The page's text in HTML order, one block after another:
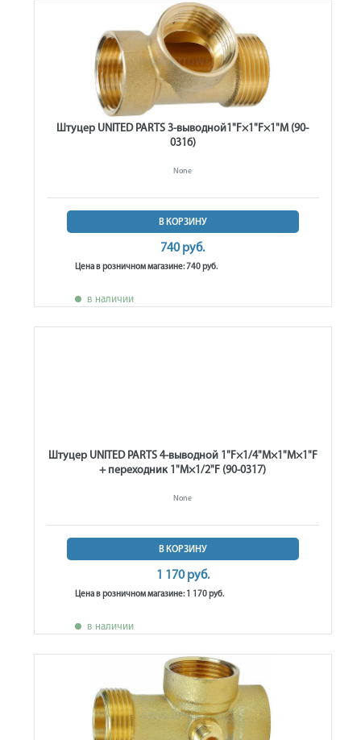
Штуцер UNITED PARTS 3-выводной1"F×1"F×1"M (90-
0316)
None
В КОРЗИНУ
740 руб.
Цена в розничном магазине: 740 руб.
в наличии
Штуцер UNITED PARTS 4-выводной 1"F×1/4"M×1"M×1"F
+ переходник 1"M×1/2"F (90-0317)
None
В КОРЗИНУ
1 170 руб.
Цена в розничном магазине: 1 170 руб.
в наличии